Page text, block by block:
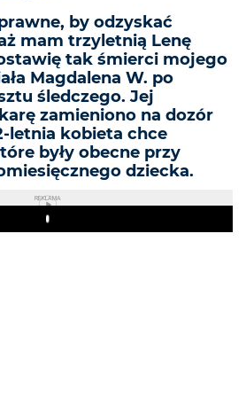
by odzyskać
mam trzyletnią Lenę
tak śmierci mojego
Magdalena W. po
śledczego. Jej
zamieniono na dozór
letnia kobieta chce
były obecne przy
dziecka.
REKLAMA
Play